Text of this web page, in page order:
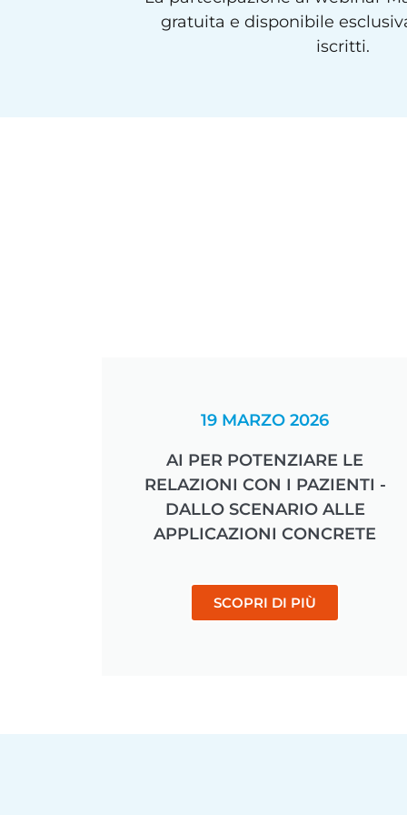
gratuita e disponibile
iscritti.
19 MARZO 2026
AI PER POTENZIARE LE
RELAZIONI CON I PAZIENTI -
DALLO SCENARIO ALLE
APPLICAZIONI CONCRETE
SCOPRI DI PIÙ